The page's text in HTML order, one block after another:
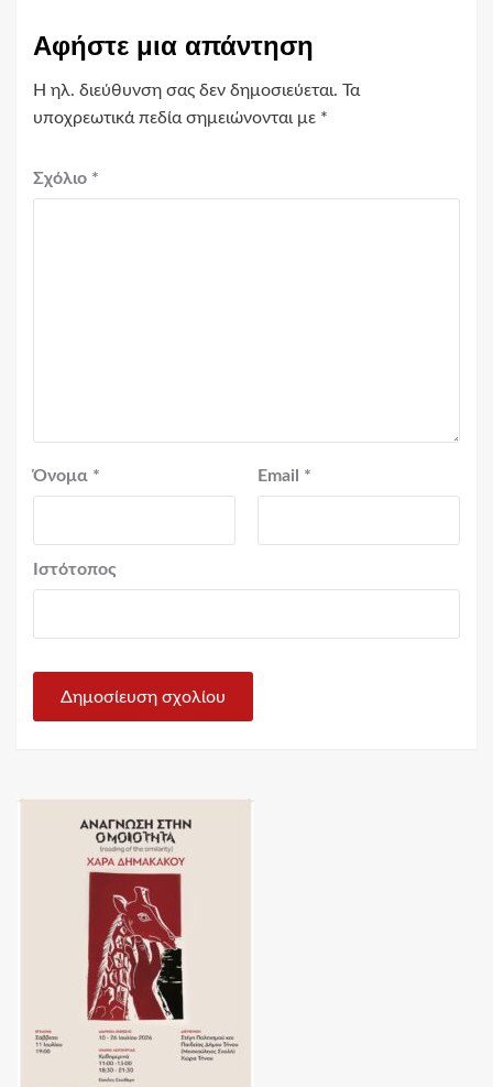
Αφήστε μια απάντηση
Η ηλ. διεύθυνση σας δεν δημοσιεύεται. Τα
υποχρεωτικά πεδία σημειώνονται με *
Σχόλιο *
Όνομα * Email *
Ιστότοπος